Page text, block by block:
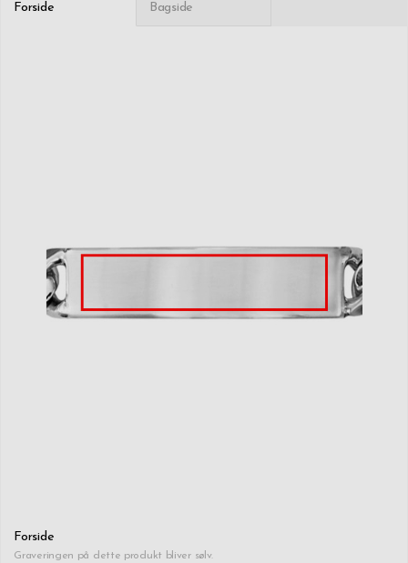
Forside Bagside
Forside
Graveringen på dette produkt bliver sølv.